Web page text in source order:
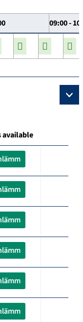
09:00 -
available